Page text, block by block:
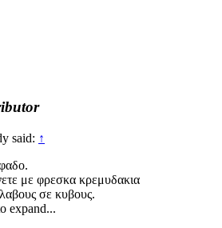
said: ↑
με φρεσκα κρεμυδακια
σε κυβους.
expand...